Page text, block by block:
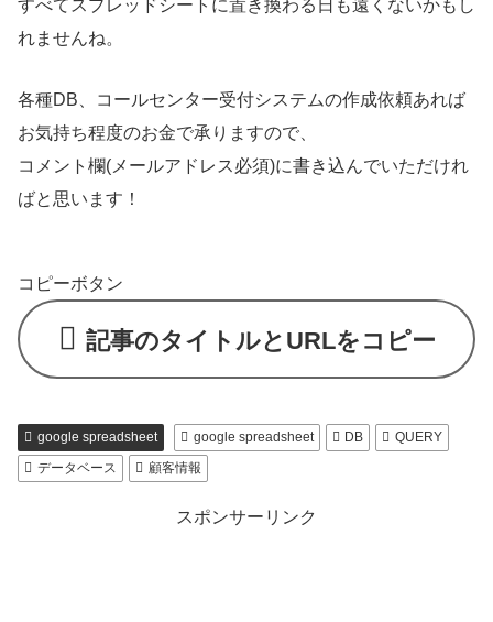
すべてスプレッドシートに置き換わる日も遠くないかもし
れませんね。
各種DB、コールセンター受付システムの作成依頼あれば
お気持ち程度のお金で承りますので、
コメント欄(メールアドレス必須)に書き込んでいただけれ
ばと思います！
コピーボタン
記事のタイトルとURLをコピー
google spreadsheet google spreadsheet DB
QUERY
データベース
顧客情報
スポンサーリンク